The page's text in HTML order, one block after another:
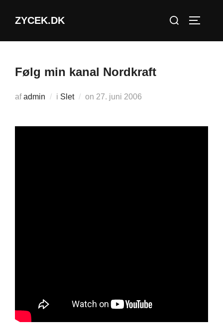
ZYCEK.DK
Søg
Følg min kanal Nordkraft
afadmin i Slet on Udgivet
27. juni 2006